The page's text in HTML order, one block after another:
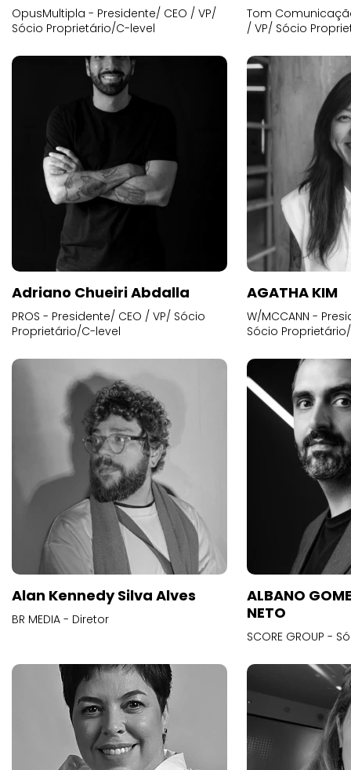
OpusMultipla - Presidente/ CEO / VP/
Sócio Proprietário/C-level
Tom
/ VP/ Sócio
Adriano Chueiri Abdalla
PROS - Presidente/ CEO / VP/ Sócio
Proprietário/C-level
AGATHA KIM
W/MCCANN -
Sócio
Alan Kennedy Silva Alves
BR MEDIA - Diretor
ALBANO
NETO
SCORE GROUP -